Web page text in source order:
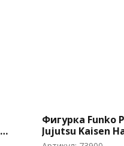
Фигурка Funko
Jujutsu Kaisen
(1396)